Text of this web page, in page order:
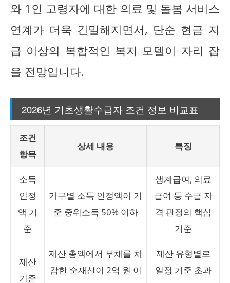
와 1인 고령자에 대한 의료 및 돌봄 서비스
연계가 더욱 긴밀해지면서, 단순 현금 지
급 이상의 복합적인 복지 모델이 자리 잡
을 전망입니다.
2026년 기초생활수급자 조건 정보 비교표
조건
항목
상세 내용 특징
소득
인정
액 기
준
가구별 소득 인정액이 기
준 중위소득 50% 이하
생계급여, 의료
급여 등 수급 자
격 판정의 핵심
기준
재산
기준
재산 총액에서 부채를 차
감한 순재산이 2억 원 이
재산 유형별로
일정 기준 초과